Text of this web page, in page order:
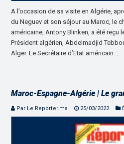
A l’occasion de sa visite en Algérie,
du Neguev et son séjour au Maroc, le
américaine, Antony Blinken, a été reçu
Président algérien, Abdelmadjid
Alger. Le Secrétaire d’Etat américain …
Maroc-Espagne-Algérie | Le
Par Le Reporter.ma 25/03/2022